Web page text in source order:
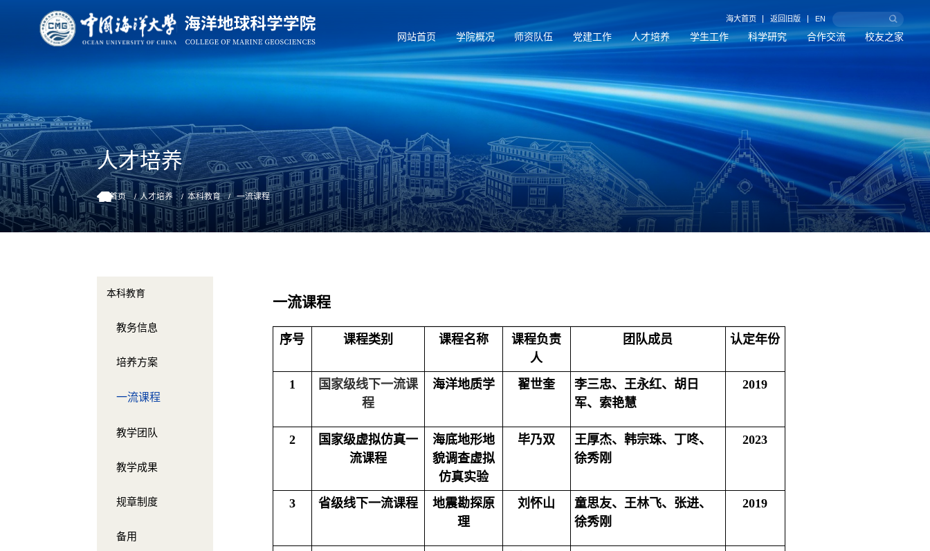
海大首页 返回旧版 EN
网站首页 学院概况 师资队伍 党建工作 人才培养 学生工作 科学研究 合作交流 校友之家
人才培养
首页 人才培养 本科教育 一流课程
本科教育
教务信息
培养方案
一流课程
教学团队
教学成果
规章制度
备用
一流课程
序号 课程类别 课程名称
课程负责
人
团队成员 认定年份
1
国家级线下一流课
程
海洋地质学 翟世奎
李三忠、王永红、胡日
军、索艳慧
2019
2
国家级虚拟仿真一
流课程
海底地形地
貌调查虚拟
仿真实验
毕乃双
王厚杰、韩宗珠、丁咚、
徐秀刚
2023
3 省级线下一流课程
地震勘探原
理
刘怀山
童思友、王林飞、张进、
徐秀刚
2019